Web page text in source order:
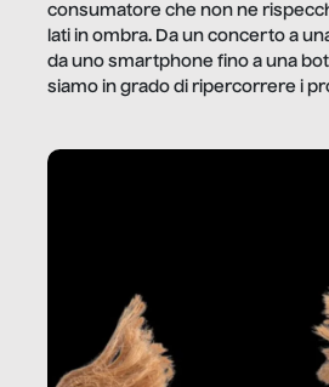
consumatore che non ne
lati in ombra. Da un concerto a
da uno smartphone fino a una
siamo in grado di ripercorrere i
dietro gli oggetti e i servizi che